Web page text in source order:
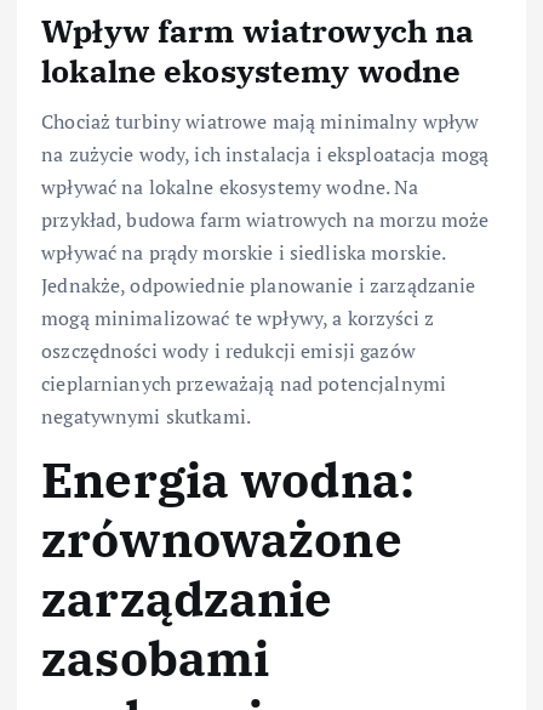
Wpływ farm wiatrowych na
lokalne ekosystemy wodne
Chociaż turbiny wiatrowe mają minimalny wpływ
na zużycie wody, ich instalacja i eksploatacja mogą
wpływać na lokalne ekosystemy wodne. Na
przykład, budowa farm wiatrowych na morzu może
wpływać na prądy morskie i siedliska morskie.
Jednakże, odpowiednie planowanie i zarządzanie
mogą minimalizować te wpływy, a korzyści z
oszczędności wody i redukcji emisji gazów
cieplarnianych przeważają nad potencjalnymi
negatywnymi skutkami.
Energia wodna:
zrównoważone
zarządzanie
zasobami